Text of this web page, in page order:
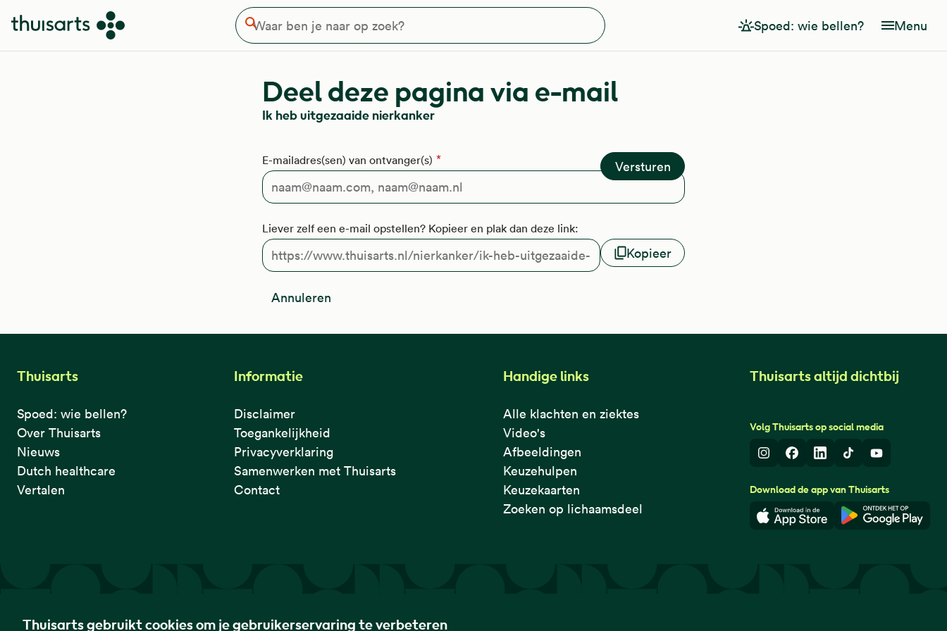
Thuisarts gebruikt cookies om je gebruikerservaring te verbeteren
Overslaan en naar de inhoud gaan Waar ben je naar op zoek?
Zoeken Spoed: wie bellen? Menu
Deel deze pagina via e-mail
Ik heb uitgezaaide nierkanker
E-mailadres(sen) van ontvanger(s)
Liever zelf een e-mail opstellen? Kopieer en plak dan deze link:
Kopieer
Annuleren
Thuisarts
Spoed: wie bellen?
Over Thuisarts
Nieuws
Dutch healthcare
Vertalen
Informatie
Disclaimer
Toegankelijkheid
Privacyverklaring
Samenwerken met Thuisarts
Contact
Handige links
Alle klachten en ziektes
Video's
Afbeeldingen
Keuzehulpen
Keuzekaarten
Zoeken op lichaamsdeel
Thuisarts altijd dichtbij
Volg Thuisarts op social media
InstagramFacebook
LinkedInTikTokYoutube
Download de app van Thuisarts
Download in de App Store
Download